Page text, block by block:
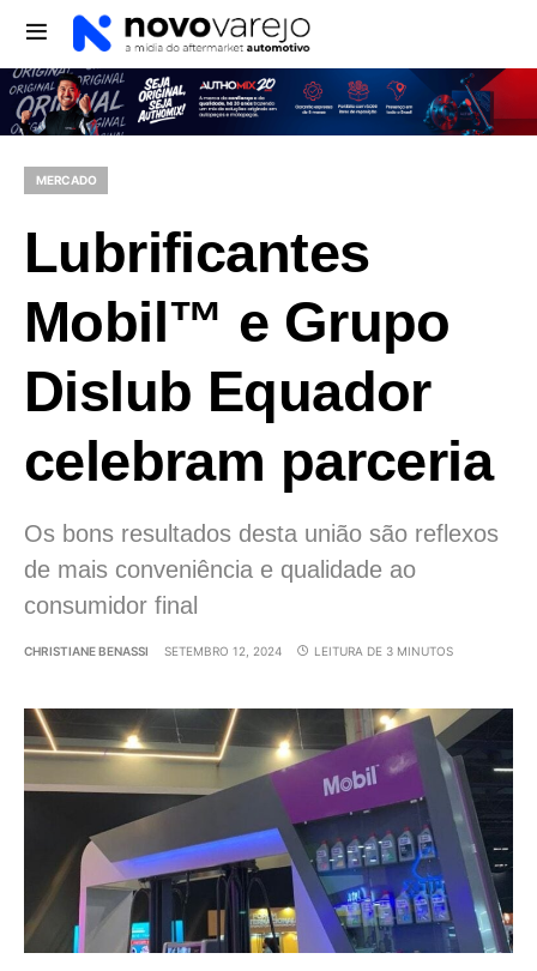
MERCADO
Lubrificantes
Mobil™ e Grupo
Dislub Equador
celebram parceria
Os bons resultados desta união são reflexos
de mais conveniência e qualidade ao
consumidor final
CHRISTIANE BENASSI SETEMBRO 12, 2024 LEITURA DE 3 MINUTOS